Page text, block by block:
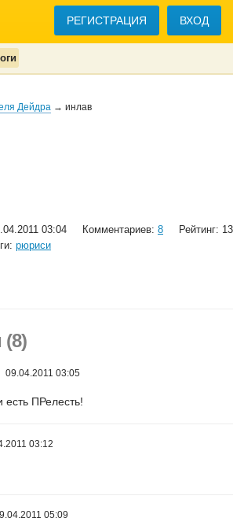
РЕГИСТРАЦИЯ ВХОД
Дейдра → инлав
03:04 Комментариев: 8
Рейтинг: 13
рюриси
09.04.2011 03:05
есть ПРелесть!
03:12
05:09